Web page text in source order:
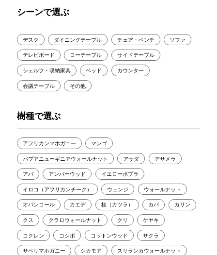
シーンで選ぶ
デスク ダイニングテーブル チェア・ベンチ ソファ
テレビボード ローテーブル サイドテーブル
シェルフ・収納家具 ベッド カウンター
会議テーブル その他
樹種で選ぶ
アフリカンマホガニー マンゴ
パプアニューギニアウォールナット アサダ アサメラ
アパ アンバーウッド イエローポプラ
イロコ（アフリカンチーク） ウェンジ ウォールナット
オバンコール カエデ 桂（カツラ） カバ カリン
クス クラロウォールナット クリ ケヤキ
コクレン コシポ コットンウッド サクラ
サペリマホガニー シカモア スリランカウォールナット